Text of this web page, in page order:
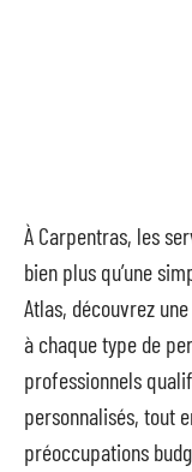
À Carpentras, les
bien plus qu’une
Atlas, découvrez
à chaque type de
professionnels
personnalisés, tout
préoccupations